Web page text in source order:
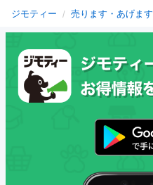
ジモティー 売ります・あげます